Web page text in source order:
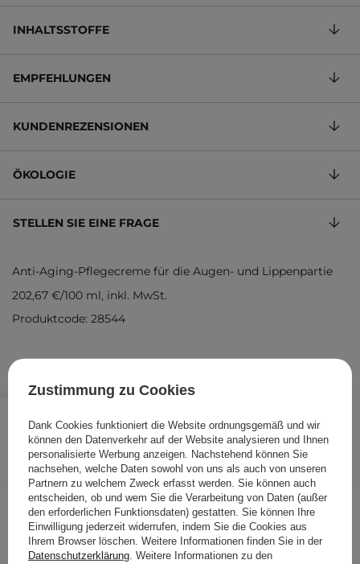
IN DEN WARENKORB
INHALTSSTOFFE
EMPFEHLUNGEN
KUNDENREZENSIONEN
ÖKOLOGIE
STELLEN SIE EINE FRAGE
Anti-Aging-Pflegecreme für die Augen- und Lippenpartie
202,67 €/100 ml, inkl. MwSt.
Produktcode: 28544
Folgende Produkte wurden von
anderen Kunden geprüft
Zustimmung zu Cookies
Dank Cookies funktioniert die Website ordnungsgemäß und wir
können den Datenverkehr auf der Website analysieren und Ihnen
personalisierte Werbung anzeigen. Nachstehend können Sie
nachsehen, welche Daten sowohl von uns als auch von unseren
Partnern zu welchem Zweck erfasst werden. Sie können auch
entscheiden, ob und wem Sie die Verarbeitung von Daten (außer
den erforderlichen Funktionsdaten) gestatten. Sie können Ihre
Einwilligung jederzeit widerrufen, indem Sie die Cookies aus
Ihrem Browser löschen. Weitere Informationen finden Sie in der
Datenschutzerklärung . Weitere Informationen zu den